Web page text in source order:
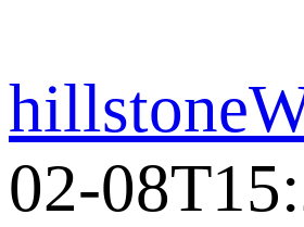
02-